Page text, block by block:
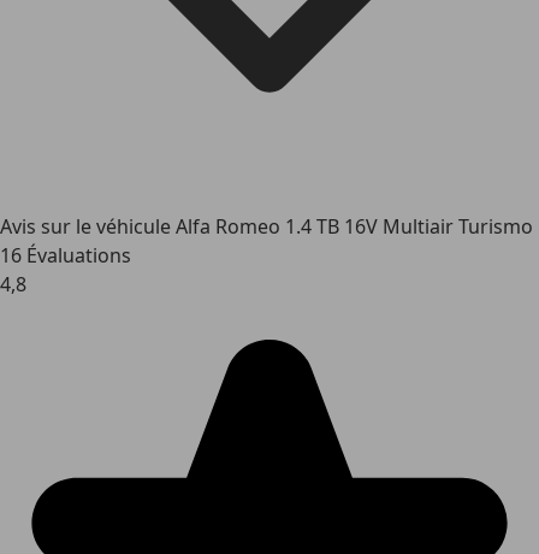
Avis sur le véhicule Alfa Romeo 1.4 TB 16V Multiair Turismo
16 Évaluations
4,8